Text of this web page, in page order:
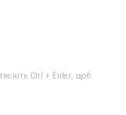
Ctrl + Enter, щоб